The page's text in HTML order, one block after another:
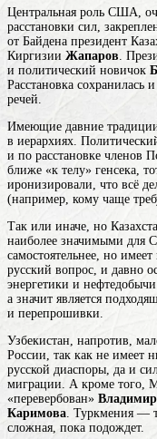
Центральная роль США,
расстановки сил,
от Байдена президент
Киргизии Жапаров .
и политический новичок
Расстановка сохранилась
речей.
Имеющие давние
в иерархиях.
и по расстановке членов
ближе «к телу» генсека,
иронизировали, что всё
(например, кому чаще
Так или иначе, но
наиболее значимыми для
самостоятельнее, но
русский вопрос, и давно
энергетики и
а значит является
и перепрошивки.
Узбекистан, напротив,
России, так как не
русской диаспоры, да и
миграции. А кроме того,
«перевербован»
Каримова . Туркмения —
сложная, пока подождет.